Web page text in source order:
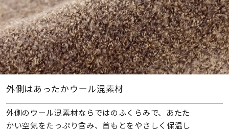
外側はあったかウール混素材
外側のウール混素材ならではのふくらみで、あたた
かい空気をたっぷり含み、首もとをやさしく保温し